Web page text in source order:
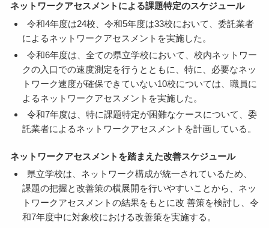
ネットワークアセスメントによる課題特定のスケジュール
令和4年度は24校、令和5年度は33校において、委託業者
によるネットワークアセスメントを実施した。
令和6年度は、全ての県立学校において、校内ネットワー
クの入口での速度測定を行うとともに、特に、必要なネッ
トワーク速度が確保できていない10校については、職員に
よるネットワークアセスメントを実施した。
令和7年度は、特に課題特定が困難なケースについて、委
託業者によるネットワークアセスメントを計画している。
ネットワークアセスメントを踏まえた改善スケジュール
県立学校は、ネットワーク構成が統一されているため、
課題の把握と改善策の横展開を行いやすいことから、ネッ
トワークアセスメントの結果をもとに改 善策を検討し、令
和7年度中に対象校における改善策を実施する。